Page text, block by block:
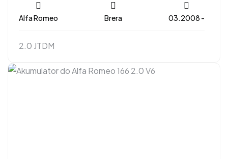
Alfa Romeo Brera 03.2008 -
2.0 JTDM